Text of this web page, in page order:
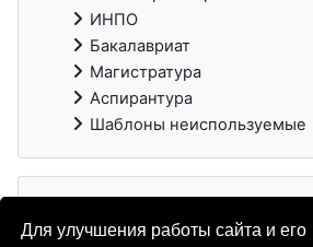
Для улучшения работы сайта и его
ИНПО
Бакалавриат
Магистратура
Аспирантура
Шаблоны неиспользуемые